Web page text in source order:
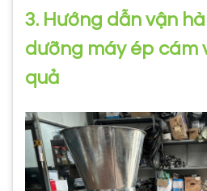
3. Hướng dẫn vận
dưỡng máy ép cám
quả